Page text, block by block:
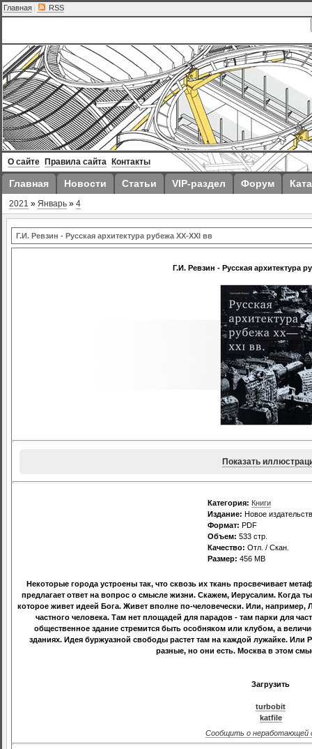
Главная | RSS
О сайте Правила сайта Контакты
Главная Новости Статьи VIP-раздел Форум
2021 » Январь » 4
Г.И. Ревзин - Русская архитектура рубежа ХХ-XXI вв
Г.И. Ревзин - Русская архитектура
Показать
Категория: Книги
Издание: Новое
Формат: PDF
Объем: 533 стр.
Качество: Отл. / Скан.
Размер: 456 MB
Некоторые города устроены так, что сквозь их ткань просвечивает
предлагает ответ на вопрос о смысле жизни. Скажем, Иерусалим. Когда
которое живет идеей Бога. Живет вполне по-человечески. Или, например,
частного человека. Там нет площадей для парадов - там парки для
общественное здание стремится быть особняком или клубом, а
зданиях. Идея буржуазной свободы растет там на каждой лужайке.
разные, но они есть. Москва в этом
Загрузить
turbobit
katfile
Сообщить о неработающей